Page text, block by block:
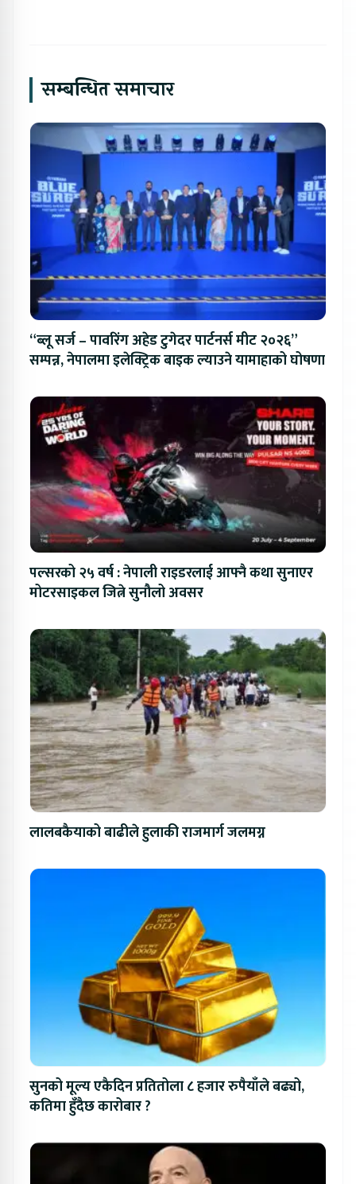
सम्बन्धित समाचार
“ब्लू सर्ज – पावरिंग अहेड टुगेदर पार्टनर्स मीट २०२६”
सम्पन्न, नेपालमा इलेक्ट्रिक बाइक ल्याउने यामाहाको घोषणा
पल्सरको २५ वर्ष : नेपाली राइडरलाई आफ्नै कथा सुनाएर
मोटरसाइकल जित्ने सुनौलो अवसर
लालबकैयाको बाढीले हुलाकी राजमार्ग जलमग्न
सुनको मूल्य एकैदिन प्रतितोला ८ हजार रुपैयाँले बढ्यो,
कतिमा हुँदैछ कारोबार ?